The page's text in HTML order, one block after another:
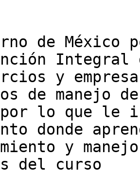
de México
y
de manejo
lo que le
donde
y
del curso